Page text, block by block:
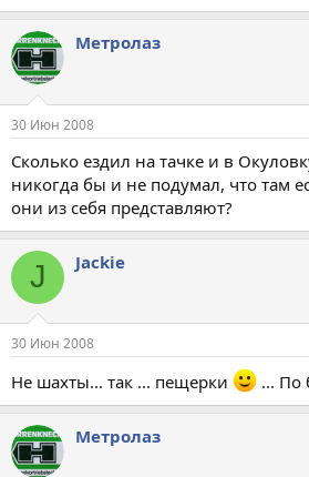
Метролаз
30 Июн 2008
Сколько ездил на тачке и в
никогда бы и не подумал, что там
они из себя представляют?
J Jackie
30 Июн 2008
Не шахты... так ... пещерки ... По
Метролаз